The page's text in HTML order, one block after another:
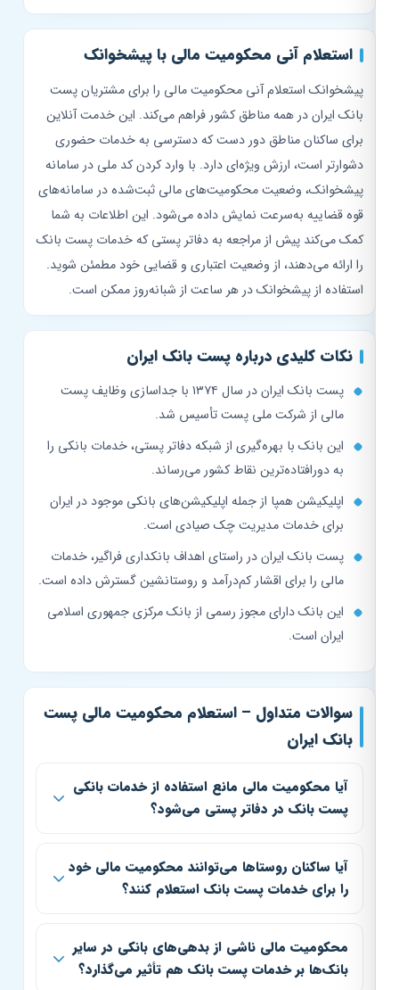
استعلام آنی محکومیت مالی با پیشخوانک
پیشخوانک استعلام آنی محکومیت مالی را برای مشتریان پست
بانک ایران در همه مناطق کشور فراهم می‌کند. این خدمت آنلاین
برای ساکنان مناطق دور دست که دسترسی به خدمات حضوری
دشوارتر است، ارزش ویژه‌ای دارد. با وارد کردن کد ملی در سامانه
پیشخوانک، وضعیت محکومیت‌های مالی ثبت‌شده در سامانه‌های
قوه قضاییه به‌سرعت نمایش داده می‌شود. این اطلاعات به شما
کمک می‌کند پیش از مراجعه به دفاتر پستی که خدمات پست بانک
را ارائه می‌دهند، از وضعیت اعتباری و قضایی خود مطمئن شوید.
استفاده از پیشخوانک در هر ساعت از شبانه‌روز ممکن است.
نکات کلیدی درباره پست بانک ایران
پست بانک ایران در سال ۱۳۷۴ با جداسازی وظایف پست
مالی از شرکت ملی پست تأسیس شد.
این بانک با بهره‌گیری از شبکه دفاتر پستی، خدمات بانکی را
به دورافتاده‌ترین نقاط کشور می‌رساند.
اپلیکیشن همپا از جمله اپلیکیشن‌های بانکی موجود در ایران
برای خدمات مدیریت چک صیادی است.
پست بانک ایران در راستای اهداف بانکداری فراگیر، خدمات
مالی را برای اقشار کم‌درآمد و روستانشین گسترش داده است.
این بانک دارای مجوز رسمی از بانک مرکزی جمهوری اسلامی
ایران است.
سوالات متداول – استعلام محکومیت مالی پست
بانک ایران
آیا محکومیت مالی مانع استفاده از خدمات بانکی
پست بانک در دفاتر پستی می‌شود؟
آیا ساکنان روستاها می‌توانند محکومیت مالی خود
را برای خدمات پست بانک استعلام کنند؟
محکومیت مالی ناشی از بدهی‌های بانکی در سایر
بانک‌ها بر خدمات پست بانک هم تأثیر می‌گذارد؟